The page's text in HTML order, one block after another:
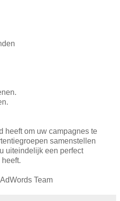
heeft om uw campagnes te
samenstellen
uiteindelijk een perfect
Team